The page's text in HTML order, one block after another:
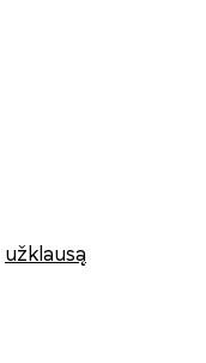
užklausą